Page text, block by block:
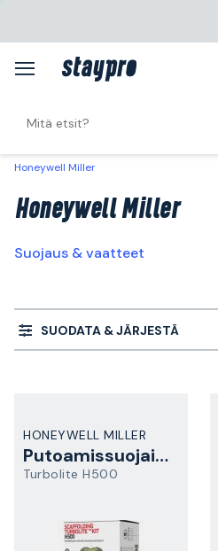
Honeywell Miller
Honeywell Miller
Suojaus & vaatteet
SUODATA & JÄRJESTÄ
HONEYWELL MILLER
Putoamissuojainsarja
Turbolite H500